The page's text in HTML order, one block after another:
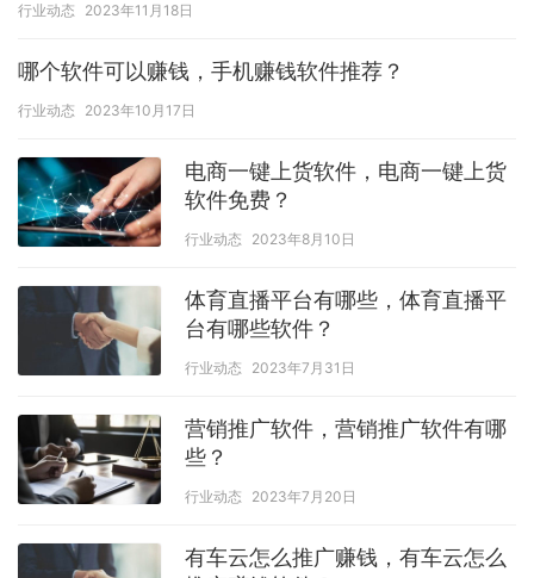
行业动态 2023年11月18日
哪个软件可以赚钱，手机赚钱软件推荐？
行业动态 2023年10月17日
电商一键上货软件，电商一键上货
软件免费？
行业动态 2023年8月10日
体育直播平台有哪些，体育直播平
台有哪些软件？
行业动态 2023年7月31日
营销推广软件，营销推广软件有哪
些？
行业动态 2023年7月20日
有车云怎么推广赚钱，有车云怎么